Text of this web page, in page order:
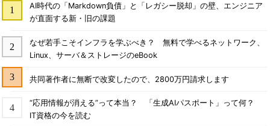
AI時代の「Markdown負債」と「レガシー脱却」の壁、エンジニア
が直面する新・旧の課題
なぜ若手こそインフラを学ぶべき？ 無料で学べるネットワーク、
Linux、サーバ＆ストレージのeBook
共同著作者に無断で改変したので、2800万円請求します
“応用情報が消える”って本当？ 「生成AIパスポート」って何？
IT資格の今を読む